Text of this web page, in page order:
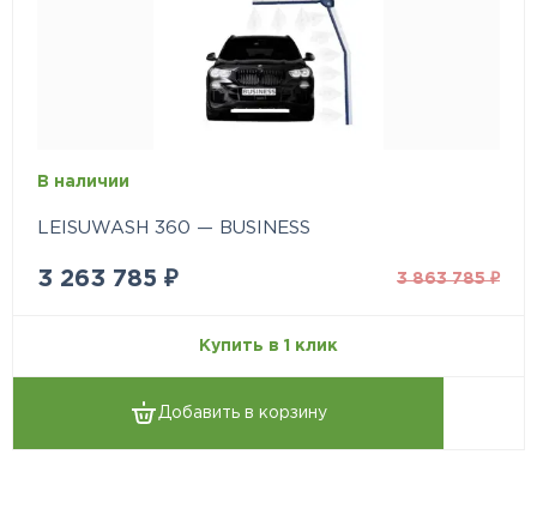
В наличии
LEISUWASH 360 — BUSINESS
3 263 785 ₽ 3 863 785₽
Купить в 1 клик
Добавить в корзину